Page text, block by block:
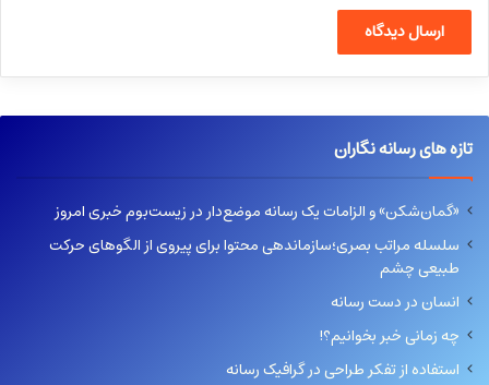
تازه های رسانه نگاران
«گمان‌شکن» و الزامات یک رسانه موضع‌دار در زیست‌بوم خبری امروز
سلسله مراتب بصری؛سازماندهی محتوا برای پیروی از الگوهای حرکت
طبیعی چشم
انسان در دست رسانه
چه زمانی خبر بخوانیم؟!
استفاده از تفکر طراحی در گرافیک رسانه